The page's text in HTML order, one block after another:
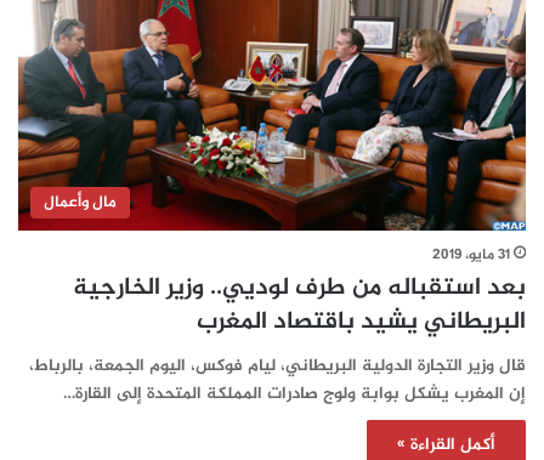
مال وأعمال
31 مايو، 2019
بعد استقباله من طرف لوديي.. وزير الخارجية
البريطاني يشيد باقتصاد المغرب
قال وزير التجارة الدولية البريطاني، ليام فوكس، اليوم الجمعة، بالرباط،
إن المغرب يشكل بوابة ولوج صادرات المملكة المتحدة إلى القارة…
أكمل القراءة »